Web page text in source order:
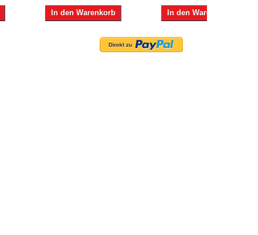
In den Warenkorb In den Warenkorb